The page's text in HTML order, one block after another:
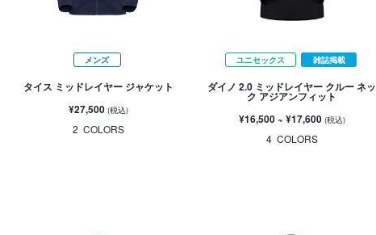
メンズ
タイス ミッドレイヤー ジャケット
¥27,500 (税込)
2 COLORS
ユニセックス 雑誌掲載
ダイノ 2.0 ミッドレイヤー クルー ネッ
ク アジアンフィット
¥16,500~ ¥17,600 (税込)
4 COLORS